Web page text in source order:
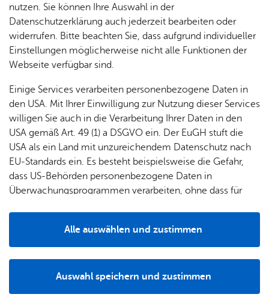
An­rei­
se &
Par­ken
klas­sen
gär­ten
Grup­
pen
Of­fe­ne
Füh­
run­gen
Mu­se­
ums­
shop
ord­
nung
Die offenen Führungen dauern 30 Minuten und sind im
nutzen. Sie können Ihre Auswahl in der
Datenschutzerklärung auch jederzeit bearbeiten oder
widerrufen. Bitte beachten Sie, dass aufgrund individueller
Einstellungen möglicherweise nicht alle Funktionen der
Webseite verfügbar sind.
Einige Services verarbeiten personenbezogene Daten in
den USA. Mit Ihrer Einwilligung zur Nutzung dieser Services
willigen Sie auch in die Verarbeitung Ihrer Daten in den
USA gemäß Art. 49 (1) a DSGVO ein. Der EuGH stuft die
USA als ein Land mit unzureichendem Datenschutz nach
EU-Standards ein. Es besteht beispielsweise die Gefahr,
dass US-Behörden personenbezogene Daten in
Überwachungsprogrammen verarbeiten, ohne dass für
Auswahl speichern und zustimmen
Alle auswählen und zustimmen